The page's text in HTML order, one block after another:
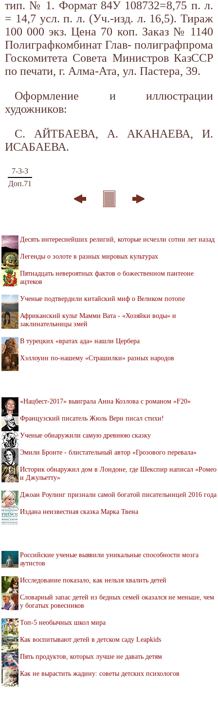
тип. № 1. Формат 84У 108732=8,75 п. л.
= 14,7 усл. п. л. (Уч.-изд. л. 16,5). Тираж
100 000 экз. Цена 70 коп. Заказ № 1140
Полиграфкомбинат Глав- полиграфпрома
Госкомитета Совета Министров КазССР
по печати, г. Алма-Ата, ул. Пастера, 39.
Оформление и иллюстрации
художников:
С. АЙТБАЕВА, А. АКАНАЕВА, И.
ИСАБАЕВА.
7-3-3
Доп.71
Десять интереснейших религий, которые исчезли сотни лет назад
Легенды о золоте в разных мировых культурах
Пятнадцать невероятных фактов о божественном пантеоне
ацтеков
Ученые подтвердили китайский миф о Великом потопе
Африканский культ Мамми Вата - «Хозяйки воды» и
заклинательницы змей
В турецких «вратах ада» нашли Цербера
Хэллоуин по-нашему «Страшилки» разных народов
«Нацбест-2017» выиграла Анна Козлова с романом «F20»
Французский писатель Жюль Верн писал стихи!
Ученые обнаружили самую древнюю сказку
Эмили Бронте - блистательный автор «Грозового перевала»
Историк обнаружил дом в Лондоне, где Шекспир написал «Ромео
и Джульетту»
Джоан Роулинг признали самой богатой писательницей 2016 года
Издана неизвестная сказка Марка Твена
Российские ученые выявили уникальные способности мозга
аутистов
Исследование показало, как нельзя хвалить детей
Словарный запас детей из бедных семей оказался не меньше, чем
у богатых ровесников
Топ-5 необычных школ мира
Как воспитывают детей в детском саду Leapkids
Пять продуктов, которых лучше не давать детям
Как не вырастить жадину: советы детских психологов